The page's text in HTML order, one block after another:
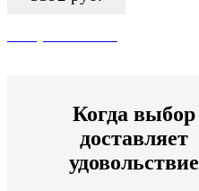
Когда выбор
доставляет
удовольствие